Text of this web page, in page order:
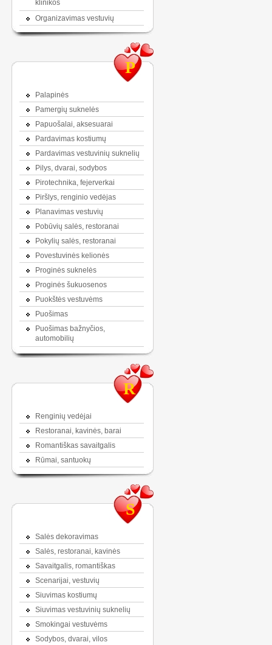
klinikos
Organizavimas vestuvių
P
Palapinės
Pamergių suknelės
Papuošalai, aksesuarai
Pardavimas kostiumų
Pardavimas vestuvinių suknelių
Pilys, dvarai, sodybos
Pirotechnika, fejerverkai
Piršlys, renginio vedėjas
Planavimas vestuvių
Pobūvių salės, restoranai
Pokylių salės, restoranai
Povestuvinės kelionės
Proginės suknelės
Proginės šukuosenos
Puokštės vestuvėms
Puošimas
Puošimas bažnyčios,
automobilių
R
Renginių vedėjai
Restoranai, kavinės, barai
Romantiškas savaitgalis
Rūmai, santuokų
S
Salės dekoravimas
Salės, restoranai, kavinės
Savaitgalis, romantiškas
Scenarijai, vestuvių
Siuvimas kostiumų
Siuvimas vestuvinių suknelių
Smokingai vestuvėms
Sodybos, dvarai, vilos